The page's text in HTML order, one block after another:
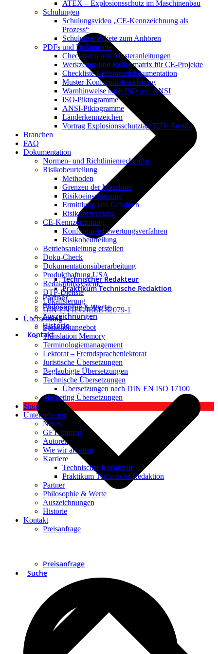
Technischer Redakteur
Praktikum Technische Redaktion
Partner
Philosophie & Werte
Auszeichnungen
Historie
Kontakt
Preisanfrage
Suche
ATEX – Explosionsschutz im Maschinenbau
Schulungen
Schulungsvideo „CE-Kennzeichnung als
Prozess“
Schulungs-Pakete zum Anhören
PDFs und Dokumente
Checklisten und Musteranleitungen
Werkzeuge und Rollenmatrix für CE-Projekte
Checkliste Lieferantendokumentation
Muster-Konformitätserklärung
Warnhinweise nach ISO und ANSI
ISO-Piktogramme
ANSI-Piktogramme
Länderkennzeichen
Vortrag Explosionsschutztag TÜV Austria
Branchen
FAQ
Dokumentation
Normen- und Richtlinienrecherche
Risikobeurteilung
Methoden
Grenzen der Maschine
Risikoeinschätzung
Ermittlung von Gefahren
Risikobewertung
CE-Kennzeichnung
Konformitätsbewertungsverfahren
Risikobeurteilung
Betriebsanleitung erstellen
Doku-Check
Dokumentationsüberarbeitung
Produkthaftung USA
Redaktionssysteme
DTP-Dienste
Lokalisierung
DIN EN IEC/IEEE 82079-1
Übersetzung
Sprachenangebot
Translation Memory
Terminologiemanagement
Lektorat – Fremdsprachenlektorat
Juristische Übersetzungen
Beglaubigte Übersetzungen
Technische Übersetzungen
Übersetzungen nach DIN EN ISO 17100
Marketing Übersetzungen
Shop
Unternehmen
News
GFT Infotag
Autoren
Wie wir arbeiten
Karriere
Technischer Redakteur
Praktikum Technische Redaktion
Partner
Philosophie & Werte
Auszeichnungen
Historie
Kontakt
Preisanfrage